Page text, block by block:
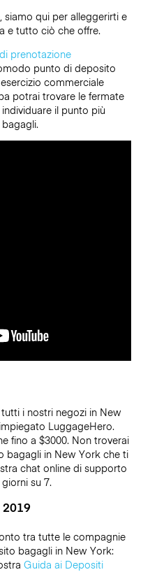
siamo qui per alleggerirti e
e tutto ciò che offre.
prenotazione
punto di deposito
commerciale
potrai trovare le fermate
il punto più
i nostri negozi in New
LuggageHero.
fino a $3000. Non troverai
bagagli in New York che ti
chat online di supporto
su 7.
tra tutte le compagnie
bagagli in New York:
Guida ai Depositi